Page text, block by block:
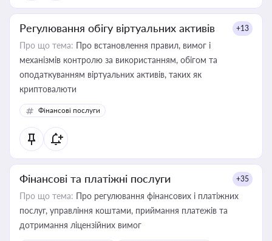
Регулювання обігу віртуальних активів +13
Про що тема: Про встановлення правил, вимог і
механізмів контролю за використанням, обігом та
оподаткуванням віртуальних активів, таких як
криптовалюти
Фінансові послуги
Фінансові та платіжні послуги +35
Про що тема: Про регулювання фінансових і платіжних
послуг, управління коштами, приймання платежів та
дотримання ліцензійних вимог